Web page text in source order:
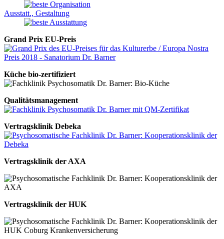
Ausstatt., Gestaltung
Grand Prix EU-Preis
Küche bio-zertifiziert
Qualitätsmanagement
Vertragsklinik Debeka
Vertragsklinik der AXA
Vertragsklinik der HUK